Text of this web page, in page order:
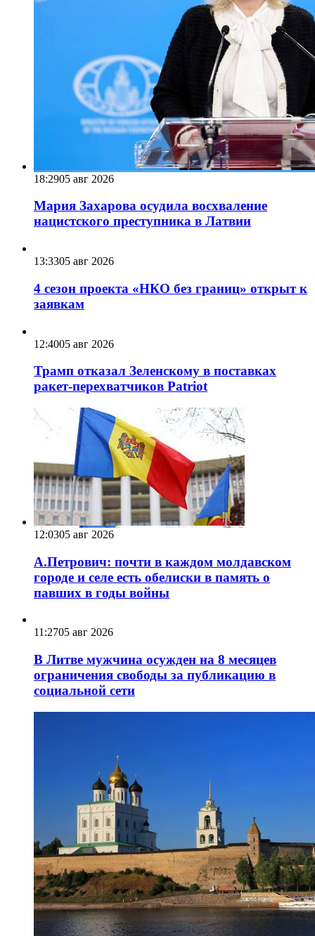
18:2905 авг 2026
Мария Захарова осудила восхваление
нацистского преступника в Латвии
13:3305 авг 2026
4 сезон проекта «НКО без границ» открыт к
заявкам
12:4005 авг 2026
Трамп отказал Зеленскому в поставках
ракет-перехватчиков Patriot
12:0305 авг 2026
А.Петрович: почти в каждом молдавском
городе и селе есть обелиски в память о
павших в годы войны
11:2705 авг 2026
В Литве мужчина осужден на 8 месяцев
ограничения свободы за публикацию в
социальной сети